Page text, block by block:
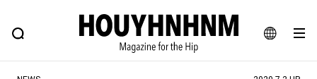
JA
FEATURE BLOG SNAP
ヒップなファッション、カルチャー、ライフスタイルWEBマガジン